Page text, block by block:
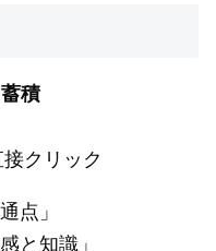
積
クリック
点」
と知識」